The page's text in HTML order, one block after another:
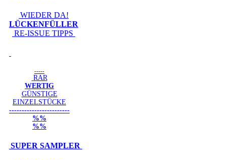
WIEDER DA!
LÜCKENFÜLLER
RE-ISSUE TIPPS
-----
RAR
WERTIG
GÜNSTIGE
EINZELSTÜCKE
------------------------
%%
%%
SUPER SAMPLER